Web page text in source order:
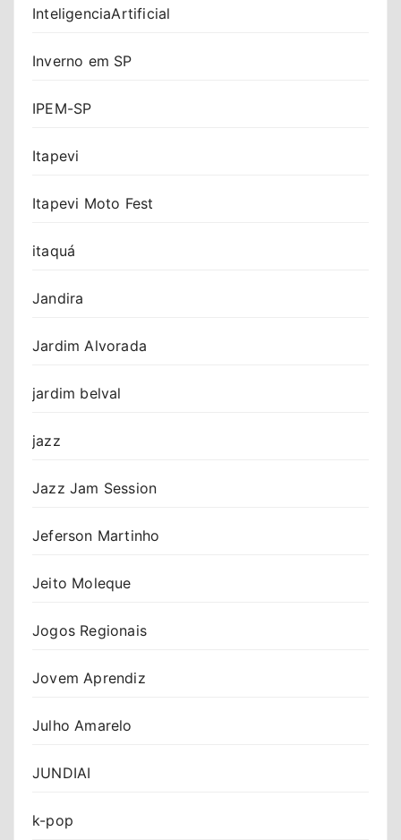
InteligenciaArtificial
Inverno em SP
IPEM-SP
Itapevi
Itapevi Moto Fest
itaquá
Jandira
Jardim Alvorada
jardim belval
jazz
Jazz Jam Session
Jeferson Martinho
Jeito Moleque
Jogos Regionais
Jovem Aprendiz
Julho Amarelo
JUNDIAI
k-pop